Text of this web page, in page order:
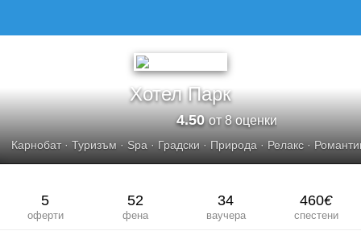
Хотел Парк
4.50от 8 оценки
Карнобат· Туризъм · Spa · Градски · Природа · Релакс ·
5
оферти
52
фена
34
ваучера
460€
спестени